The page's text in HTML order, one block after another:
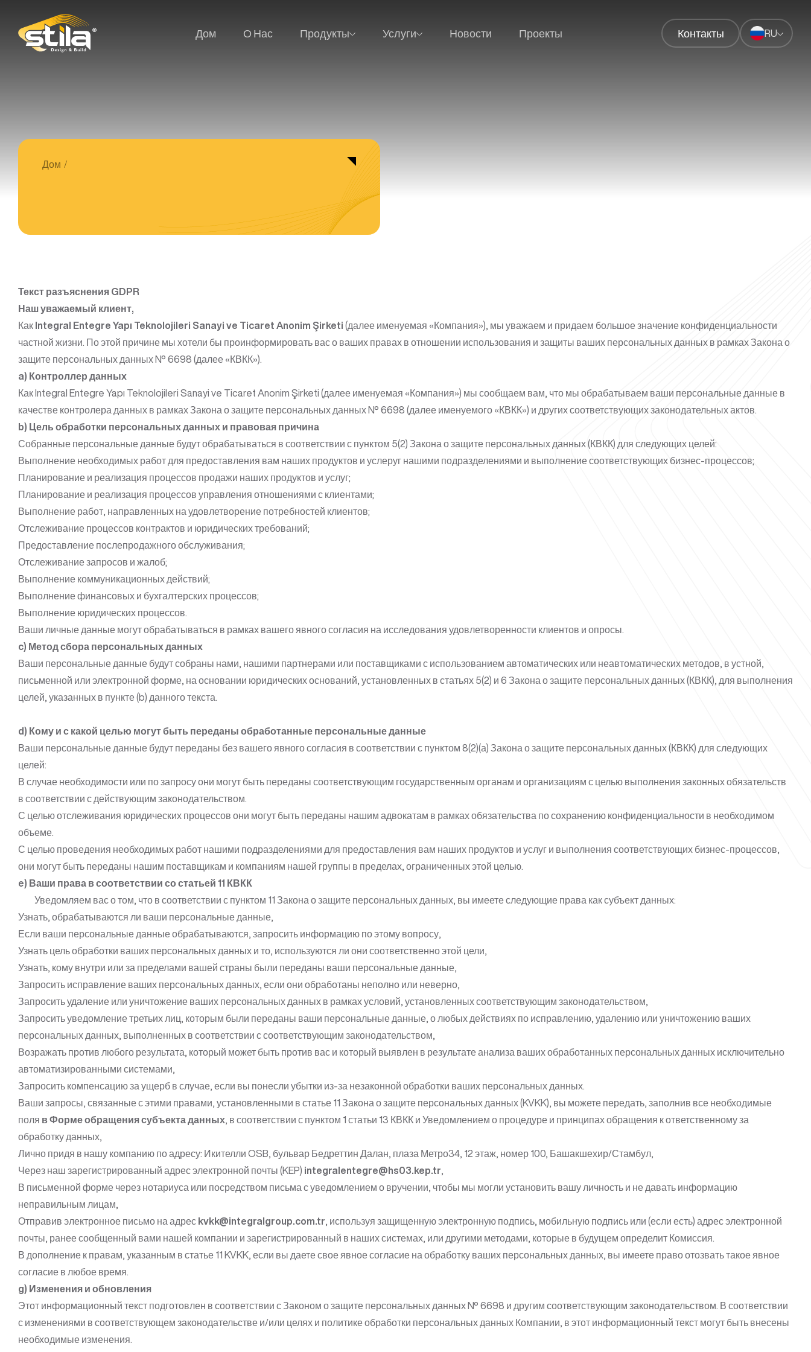
Дом О Нас Продукты Услуги Новости Проекты Контакты RU
Дом /
Текст разъяснения GDPR
Наш уважаемый клиент,
Как Integral Entegre Yapı Teknolojileri Sanayi ve Ticaret Anonim Şirketi (далее именуемая «Компания»), мы уважаем и придаем большое значение конфиденциальности
частной жизни. По этой причине мы хотели бы проинформировать вас о ваших правах в отношении использования и защиты ваших персональных данных в рамках Закона о
защите персональных данных № 6698 (далее «КВКК»).
a) Контроллер данных
Как Integral Entegre Yapı Teknolojileri Sanayi ve Ticaret Anonim Şirketi (далее именуемая «Компания») мы сообщаем вам, что мы обрабатываем ваши персональные данные в
качестве контролера данных в рамках Закона о защите персональных данных № 6698 (далее именуемого «КВКК») и других соответствующих законодательных актов.
b) Цель обработки персональных данных и правовая причина
Собранные персональные данные будут обрабатываться в соответствии с пунктом 5(2) Закона о защите персональных данных (КВКК) для следующих целей:
Выполнение необходимых работ для предоставления вам наших продуктов и услеруг нашими подразделениями и выполнение соответствующих бизнес-процессов;
Планирование и реализация процессов продажи наших продуктов и услуг;
Планирование и реализация процессов управления отношениями с клиентами;
Выполнение работ, направленных на удовлетворение потребностей клиентов;
Отслеживание процессов контрактов и юридических требований;
Предоставление послепродажного обслуживания;
Отслеживание запросов и жалоб;
Выполнение коммуникационных действий;
Выполнение финансовых и бухгалтерских процессов;
Выполнение юридических процессов.
Ваши личные данные могут обрабатываться в рамках вашего явного согласия на исследования удовлетворенности клиентов и опросы.
c) Метод сбора персональных данных
Ваши персональные данные будут собраны нами, нашими партнерами или поставщиками с использованием автоматических или неавтоматических методов, в устной,
письменной или электронной форме, на основании юридических оснований, установленных в статьях 5(2) и 6 Закона о защите персональных данных (КВКК), для выполнения
целей, указанных в пункте (b) данного текста.
d) Кому и с какой целью могут быть переданы обработанные персональные данные
Ваши персональные данные будут переданы без вашего явного согласия в соответствии с пунктом 8(2)(а) Закона о защите персональных данных (КВКК) для следующих
целей:
В случае необходимости или по запросу они могут быть переданы соответствующим государственным органам и организациям с целью выполнения законных обязательств
в соответствии с действующим законодательством.
С целью отслеживания юридических процессов они могут быть переданы нашим адвокатам в рамках обязательства по сохранению конфиденциальности в необходимом
объеме.
С целью проведения необходимых работ нашими подразделениями для предоставления вам наших продуктов и услуг и выполнения соответствующих бизнес-процессов,
они могут быть переданы нашим поставщикам и компаниям нашей группы в пределах, ограниченных этой целью.
e) Ваши права в соответствии со статьей 11 КВКК
Уведомляем вас о том, что в соответствии с пунктом 11 Закона о защите персональных данных, вы имеете следующие права как субъект данных:
Узнать, обрабатываются ли ваши персональные данные,
Если ваши персональные данные обрабатываются, запросить информацию по этому вопросу,
Узнать цель обработки ваших персональных данных и то, используются ли они соответственно этой цели,
Узнать, кому внутри или за пределами вашей страны были переданы ваши персональные данные,
Запросить исправление ваших персональных данных, если они обработаны неполно или неверно,
Запросить удаление или уничтожение ваших персональных данных в рамках условий, установленных соответствующим законодательством,
Запросить уведомление третьих лиц, которым были переданы ваши персональные данные, о любых действиях по исправлению, удалению или уничтожению ваших
персональных данных, выполненных в соответствии с соответствующим законодательством,
Возражать против любого результата, который может быть против вас и который выявлен в результате анализа ваших обработанных персональных данных исключительно
автоматизированными системами,
Запросить компенсацию за ущерб в случае, если вы понесли убытки из-за незаконной обработки ваших персональных данных.
Ваши запросы, связанные с этими правами, установленными в статье 11 Закона о защите персональных данных (KVKK), вы можете передать, заполнив все необходимые
поля в Форме обращения субъекта данных , в соответствии с пунктом 1 статьи 13 КВКК и Уведомлением о процедуре и принципах обращения к ответственному за
обработку данных,
Лично придя в нашу компанию по адресу: Икителли OSB, бульвар Бедреттин Далан, плаза Метро34, 12 этаж, номер 100, Башакшехир/Стамбул,
Через наш зарегистрированный адрес электронной почты (KEP) integralentegre@hs03.kep.tr
В письменной форме через нотариуса или посредством письма с уведомлением о вручении, чтобы мы могли установить вашу личность и не давать информацию
неправильным лицам,
Отправив электронное письмо на адрес kvkk@integralgroup.com.tr , используя защищенную электронную подпись, мобильную подпись или (если есть) адрес электронной
почты, ранее сообщенный вами нашей компании и зарегистрированный в наших системах, или другими методами, которые в будущем определит Комиссия.
В дополнение к правам, указанным в статье 11 KVKK, если вы даете свое явное согласие на обработку ваших персональных данных, вы имеете право отозвать такое явное
согласие в любое время.
g) Изменения и обновления
Этот информационный текст подготовлен в соответствии с Законом о защите персональных данных № 6698 и другим соответствующим законодательством. В соответствии
с изменениями в соответствующем законодательстве и/или целях и политике обработки персональных данных Компании, в этот информационный текст могут быть внесены
необходимые изменения.